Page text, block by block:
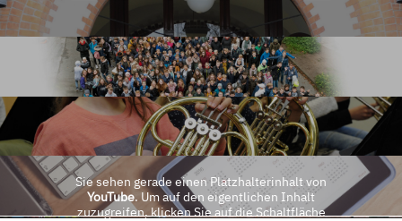
Sie sehen gerade einen Platzhalterinhalt von
YouTube. Um auf den eigentlichen Inhalt
zuzugreifen, klicken Sie auf die Schaltfläche